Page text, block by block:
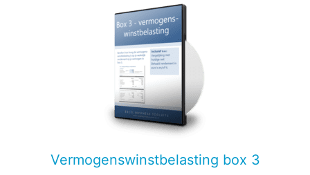
Vermogenswinstbelasting box 3